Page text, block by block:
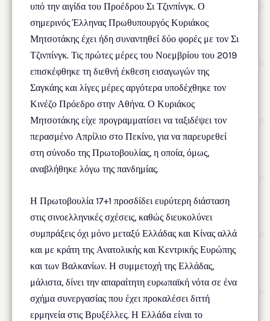
υπό την αιγίδα του Προέδρου Σι Τζινπίνγκ. Ο
σημερινός Έλληνας Πρωθυπουργός Κυριάκος
Μητσοτάκης έχει ήδη συναντηθεί δύο φορές με τον Σι
Τζινπίνγκ. Τις πρώτες μέρες του Νοεμβρίου του 2019
επισκέφθηκε τη διεθνή έκθεση εισαγωγών της
Σαγκάης και λίγες μέρες αργότερα υποδέχθηκε τον
Κινέζο Πρόεδρο στην Αθήνα. Ο Κυριάκος
Μητσοτάκης είχε προγραμματίσει να ταξιδέψει τον
περασμένο Απρίλιο στο Πεκίνο, για να παρευρεθεί
στη σύνοδο της Πρωτοβουλίας, η οποία, όμως,
αναβλήθηκε λόγω της πανδημίας.
Η Πρωτοβουλία 17+1 προσδίδει ευρύτερη διάσταση
στις σινοελληνικές σχέσεις, καθώς διευκολύνει
συμπράξεις όχι μόνο μεταξύ Ελλάδας και Κίνας αλλά
και με κράτη της Ανατολικής και Κεντρικής Ευρώπης
και των Βαλκανίων. Η συμμετοχή της Ελλάδας,
μάλιστα, δίνει την απαραίτητη ευρωπαϊκή νότα σε ένα
σχήμα συνεργασίας που έχει προκαλέσει διττή
ερμηνεία στις Βρυξέλλες. Η Ελλάδα είναι το